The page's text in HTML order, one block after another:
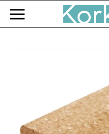
Zum Hauptinhalt springen